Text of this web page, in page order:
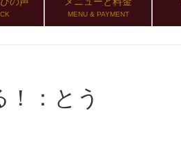
MENU & PAYMENT